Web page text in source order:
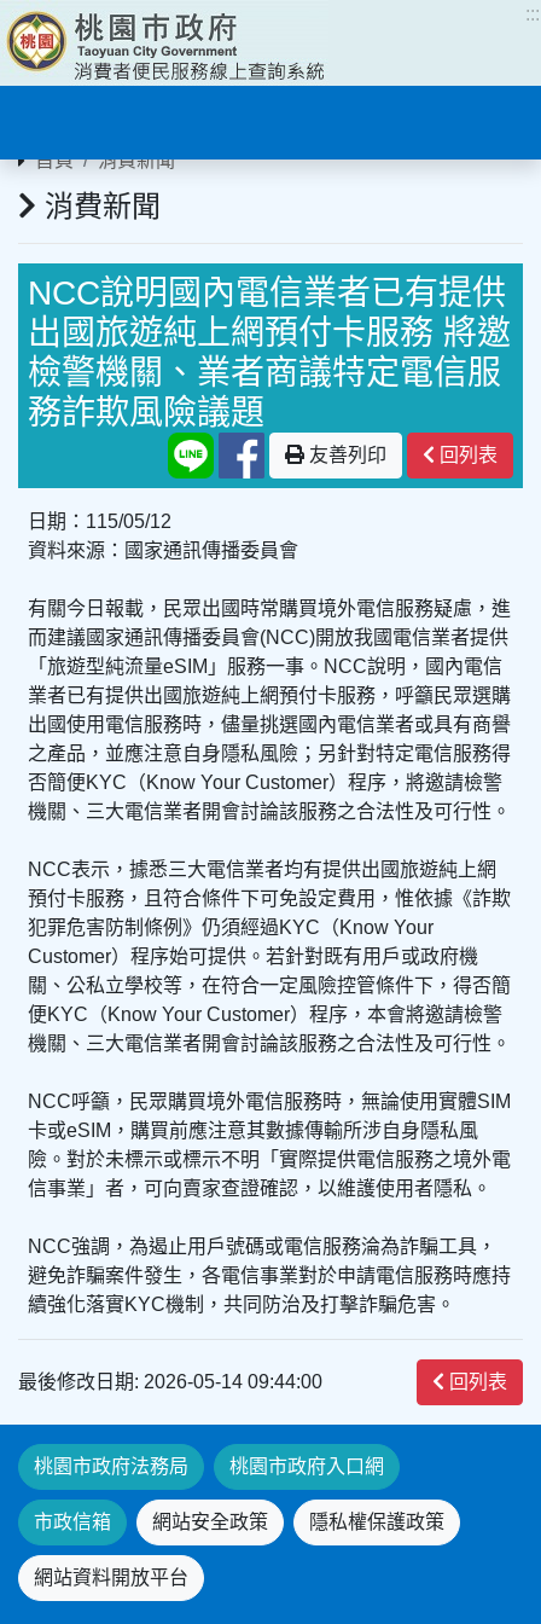
:::
首頁 消費新聞
消費新聞
NCC說明國內電信業者已有提供
出國旅遊純上網預付卡服務 將邀
檢警機關、業者商議特定電信服
務詐欺風險議題
友善列印 回列表
日期：115/05/12
資料來源：國家通訊傳播委員會
有關今日報載，民眾出國時常購買境外電信服務疑慮，進
而建議國家通訊傳播委員會(NCC)開放我國電信業者提供
「旅遊型純流量eSIM」服務一事。NCC說明，國內電信
業者已有提供出國旅遊純上網預付卡服務，呼籲民眾選購
出國使用電信服務時，儘量挑選國內電信業者或具有商譽
之產品，並應注意自身隱私風險；另針對特定電信服務得
否簡便KYC（Know Your Customer）程序，將邀請檢警
機關、三大電信業者開會討論該服務之合法性及可行性。
NCC表示，據悉三大電信業者均有提供出國旅遊純上網
預付卡服務，且符合條件下可免設定費用，惟依據《詐欺
犯罪危害防制條例》仍須經過KYC（Know Your
Customer）程序始可提供。若針對既有用戶或政府機
關、公私立學校等，在符合一定風險控管條件下，得否簡
便KYC（Know Your Customer）程序，本會將邀請檢警
機關、三大電信業者開會討論該服務之合法性及可行性。
NCC呼籲，民眾購買境外電信服務時，無論使用實體SIM
卡或eSIM，購買前應注意其數據傳輸所涉自身隱私風
險。對於未標示或標示不明「實際提供電信服務之境外電
信事業」者，可向賣家查證確認，以維護使用者隱私。
NCC強調，為遏止用戶號碼或電信服務淪為詐騙工具，
避免詐騙案件發生，各電信事業對於申請電信服務時應持
續強化落實KYC機制，共同防治及打擊詐騙危害。
最後修改日期: 2026-05-14 09:44:00 回列表
桃園市政府法務局 桃園市政府入口網
市政信箱 網站安全政策 隱私權保護政策
網站資料開放平台